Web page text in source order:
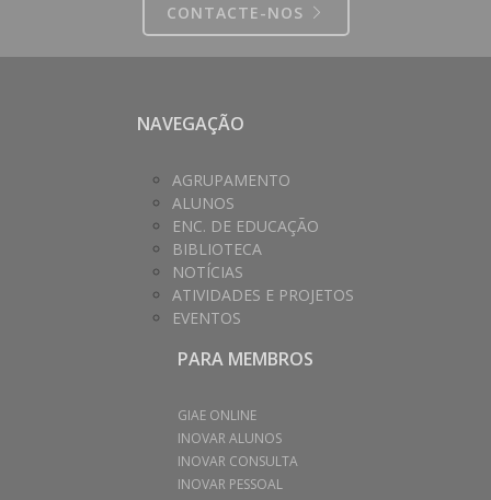
CONTACTE-NOS
NAVEGAÇÃO
AGRUPAMENTO
ALUNOS
ENC. DE EDUCAÇÃO
BIBLIOTECA
NOTÍCIAS
ATIVIDADES E PROJETOS
EVENTOS
PARA MEMBROS
GIAE ONLINE
INOVAR ALUNOS
INOVAR CONSULTA
INOVAR PESSOAL